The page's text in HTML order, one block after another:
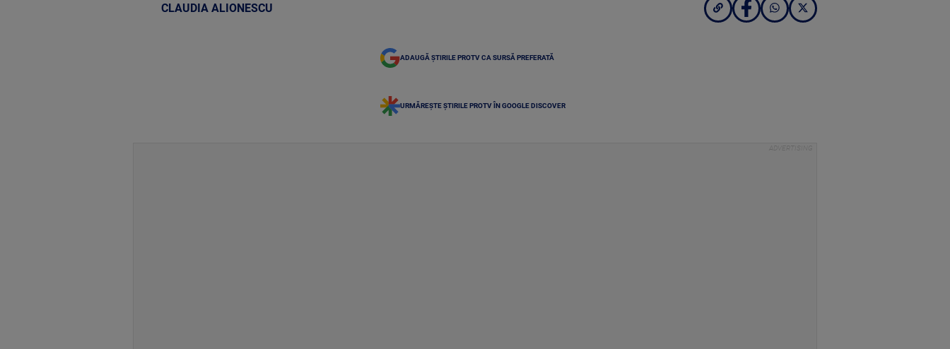
CLAUDIA ALIONESCU
ADAUGĂ ȘTIRILE PROTV CA SURSĂ PREFERATĂ
URMĂREȘTE ȘTIRILE PROTV ÎN GOOGLE DISCOVER